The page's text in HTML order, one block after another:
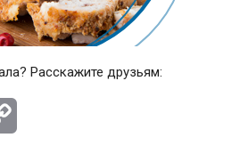
Расскажите друзьям: